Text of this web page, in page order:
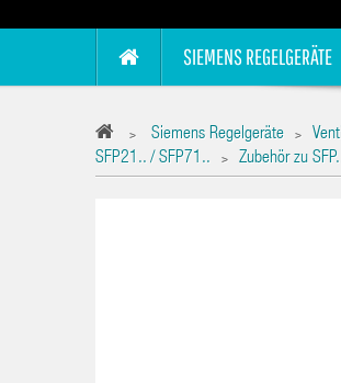
SIEMENS REGELGERÄTE
> Siemens Regelgeräte >
SFP21.. / SFP71..
> Zubehör zu